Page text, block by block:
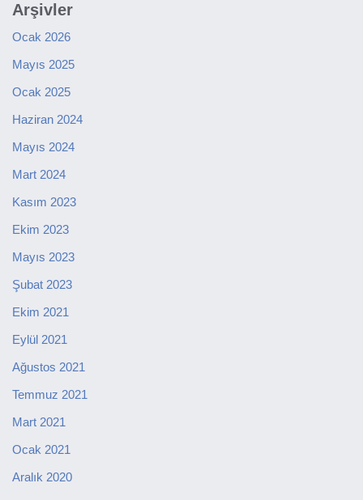
Arşivler
Ocak 2026
Mayıs 2025
Ocak 2025
Haziran 2024
Mayıs 2024
Mart 2024
Kasım 2023
Ekim 2023
Mayıs 2023
Şubat 2023
Ekim 2021
Eylül 2021
Ağustos 2021
Temmuz 2021
Mart 2021
Ocak 2021
Aralık 2020